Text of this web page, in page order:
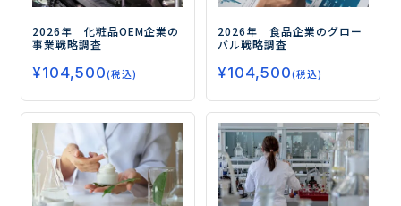
2026年 化粧品OEM企業の
事業戦略調査
¥104,500(税込)
2026年 食品企業のグロー
バル戦略調査
¥104,500(税込)